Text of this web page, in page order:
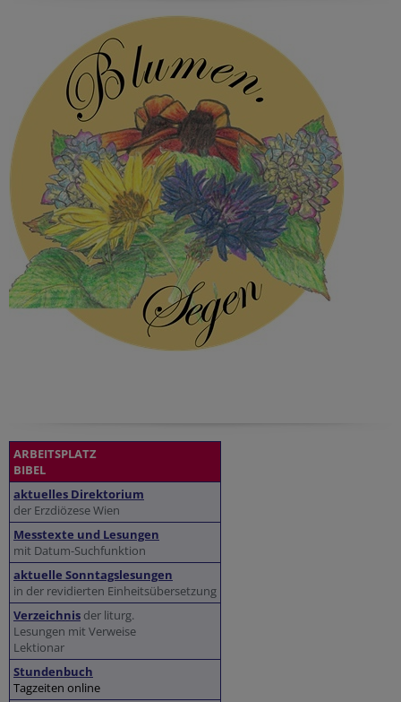
ARBEITSPLATZ
BIBEL
aktuelles Direktorium
der Erzdiözese Wien
Messtexte und Lesungen
mit Datum-Suchfunktion
aktuelle Sonntagslesungen
in der revidierten Einheitsübersetzung
Verzeichnis der liturg.
Lesungen mit Verweise
Lektionar
Stundenbuch
Tagzeiten online